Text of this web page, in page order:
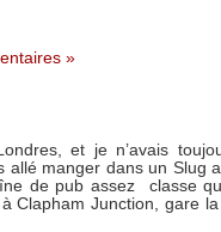
»
et je n’avais
allé manger dans un Slug
de pub assez classe
Clapham Junction, gare